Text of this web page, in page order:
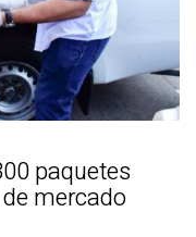
paquetes
mercado